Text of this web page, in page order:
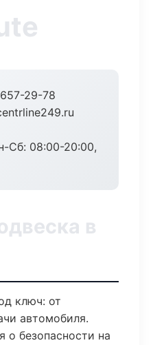
29-78
Сб: 08:00-20:00,
в
ключ: от
автомобиля.
о безопасности на